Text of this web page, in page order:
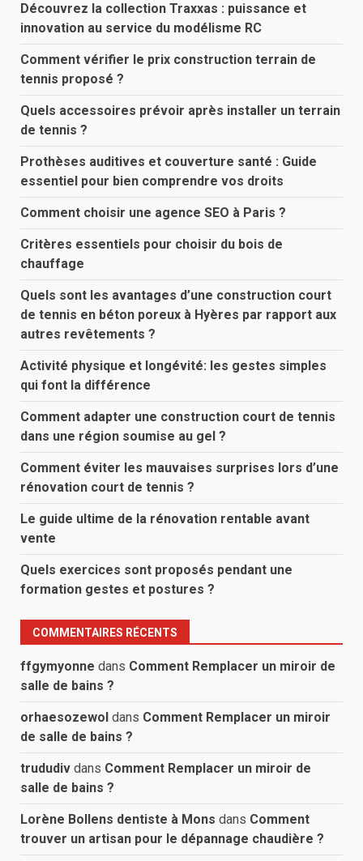
Découvrez la collection Traxxas : puissance et
innovation au service du modélisme RC
Comment vérifier le prix construction terrain de
tennis proposé ?
Quels accessoires prévoir après installer un terrain
de tennis ?
Prothèses auditives et couverture santé : Guide
essentiel pour bien comprendre vos droits
Comment choisir une agence SEO à Paris ?
Critères essentiels pour choisir du bois de
chauffage
Quels sont les avantages d’une construction court
de tennis en béton poreux à Hyères par rapport aux
autres revêtements ?
Activité physique et longévité: les gestes simples
qui font la différence
Comment adapter une construction court de tennis
dans une région soumise au gel ?
Comment éviter les mauvaises surprises lors d’une
rénovation court de tennis ?
Le guide ultime de la rénovation rentable avant
vente
Quels exercices sont proposés pendant une
formation gestes et postures ?
COMMENTAIRES RÉCENTS
ffgymyonne dans Comment Remplacer un miroir de
salle de bains ?
orhaesozewol dans Comment Remplacer un miroir
de salle de bains ?
trududiv dans Comment Remplacer un miroir de
salle de bains ?
Lorène Bollens dentiste à Mons dans Comment
trouver un artisan pour le dépannage chaudière ?